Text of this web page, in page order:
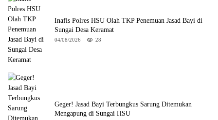
Inafis Polres HSU Olah TKP Penemuan Jasad Bayi di
Sungai Desa Keramat
04/08/2026 28
Geger! Jasad Bayi Terbungkus Sarung Ditemukan
Mengapung di Sungai HSU